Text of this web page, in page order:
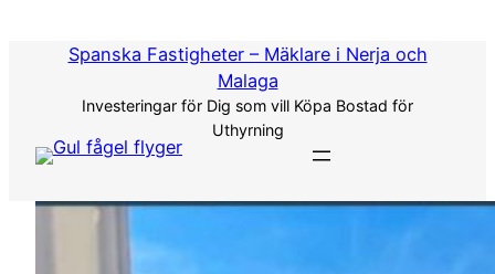
Spanska Fastigheter – Mäklare i Nerja och
Malaga
Investeringar för Dig som vill Köpa Bostad för
Uthyrning